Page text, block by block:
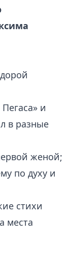
и
в разные
женой;
по духу и
стихи
места